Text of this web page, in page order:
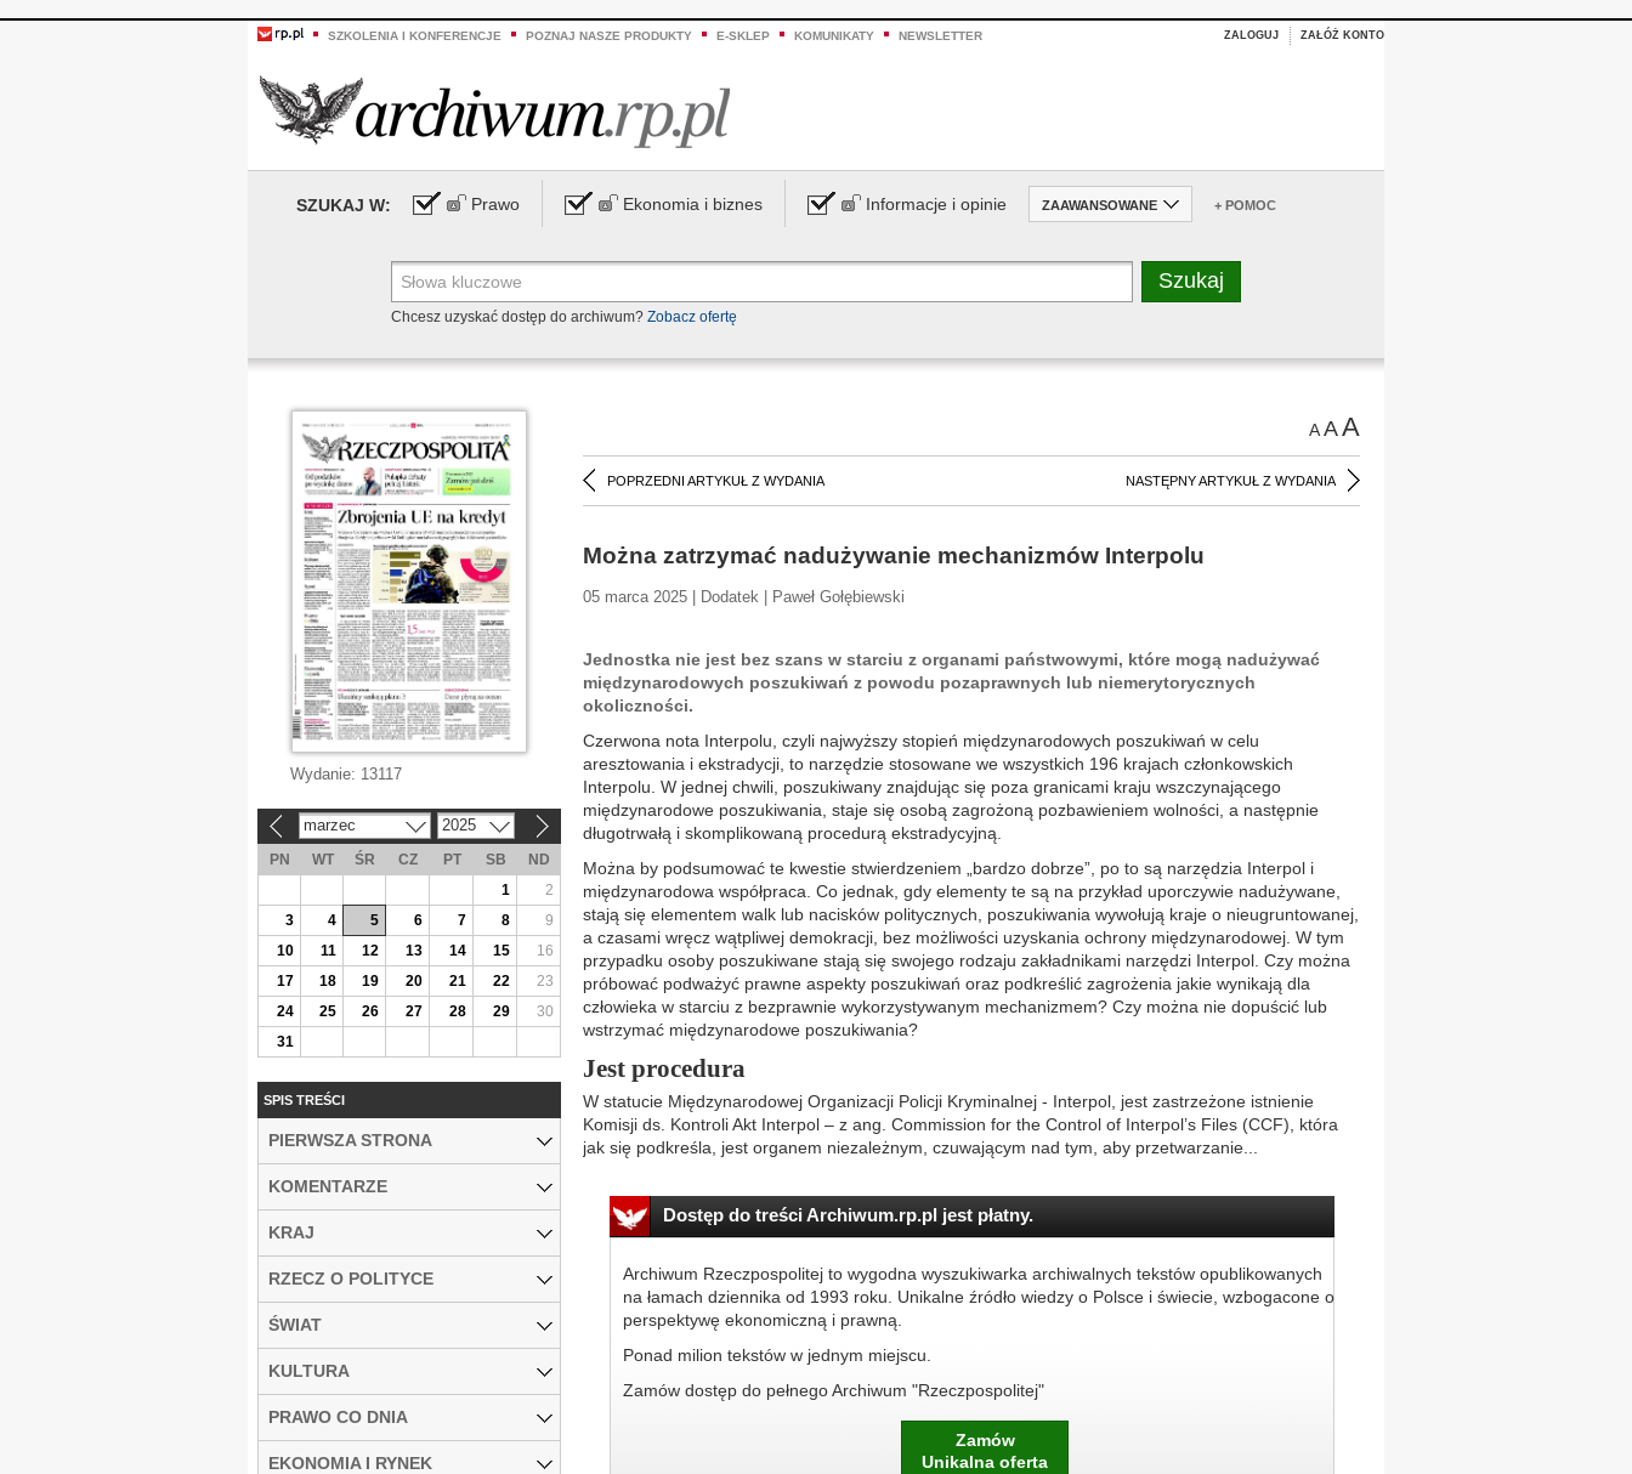
SZKOLENIA I KONFERENCJE POZNAJ NASZE PRODUKTY E-SKLEP KOMUNIKATY NEWSLETTER ZALOGUJ ZAŁÓŻ KONTO
SZUKAJ W: Prawo Ekonomia i biznes Informacje i opinie ZAAWANSOWANE + POMOC
Chcesz uzyskać dostęp do archiwum? Zobacz ofertę
AAA
POPRZEDNI ARTYKUŁ Z WYDANIA NASTĘPNY ARTYKUŁ Z WYDANIA
Można zatrzymać nadużywanie mechanizmów Interpolu
05 marca 2025 | Dodatek | Paweł Gołębiewski
Jednostka nie jest bez szans w starciu z organami państwowymi, które mogą nadużywać
międzynarodowych poszukiwań z powodu pozaprawnych lub niemerytorycznych
okoliczności.
Czerwona nota Interpolu, czyli najwyższy stopień międzynarodowych poszukiwań w celu
aresztowania i ekstradycji, to narzędzie stosowane we wszystkich 196 krajach członkowskich
Interpolu. W jednej chwili, poszukiwany znajdując się poza granicami kraju wszczynającego
międzynarodowe poszukiwania, staje się osobą zagrożoną pozbawieniem wolności, a następnie
długotrwałą i skomplikowaną procedurą ekstradycyjną.
Można by podsumować te kwestie stwierdzeniem „bardzo dobrze”, po to są narzędzia Interpol i
międzynarodowa współpraca. Co jednak, gdy elementy te są na przykład uporczywie nadużywane,
stają się elementem walk lub nacisków politycznych, poszukiwania wywołują kraje o nieugruntowanej,
a czasami wręcz wątpliwej demokracji, bez możliwości uzyskania ochrony międzynarodowej. W tym
przypadku osoby poszukiwane stają się swojego rodzaju zakładnikami narzędzi Interpol. Czy można
próbować podważyć prawne aspekty poszukiwań oraz podkreślić zagrożenia jakie wynikają dla
człowieka w starciu z bezprawnie wykorzystywanym mechanizmem? Czy można nie dopuścić lub
wstrzymać międzynarodowe poszukiwania?
Jest procedura
W statucie Międzynarodowej Organizacji Policji Kryminalnej - Interpol, jest zastrzeżone istnienie
Komisji ds. Kontroli Akt Interpol – z ang. Commission for the Control of Interpol’s Files (CCF), która
jak się podkreśla, jest organem niezależnym, czuwającym nad tym, aby przetwarzanie...
Dostęp do treści Archiwum.rp.pl jest płatny.
Archiwum Rzeczpospolitej to wygodna wyszukiwarka archiwalnych tekstów opublikowanych
na łamach dziennika od 1993 roku. Unikalne źródło wiedzy o Polsce i świecie, wzbogacone o
perspektywę ekonomiczną i prawną.
Ponad milion tekstów w jednym miejscu.
Zamów dostęp do pełnego Archiwum "Rzeczpospolitej"
Zamów
Unikalna oferta
Wydanie: 13117
marzec 2025
PN WT ŚR CZ PT SB
ND
1
2
3
4 5 6 7 8
9
10
11 12 13 14 15
16
17
18 19 20 21 22
23
24
25 26 27 28 29
30
31
SPIS TREŚCI
PIERWSZA STRONA
KOMENTARZE
KRAJ
RZECZ O POLITYCE
ŚWIAT
KULTURA
PRAWO CO DNIA
EKONOMIA I RYNEK